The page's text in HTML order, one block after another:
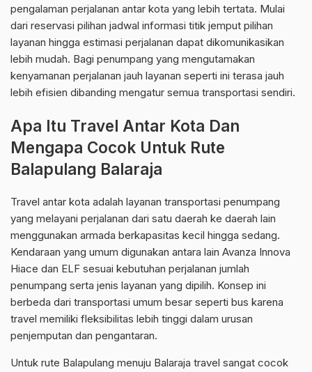
pengalaman perjalanan antar kota yang lebih tertata. Mulai
dari reservasi pilihan jadwal informasi titik jemput pilihan
layanan hingga estimasi perjalanan dapat dikomunikasikan
lebih mudah. Bagi penumpang yang mengutamakan
kenyamanan perjalanan jauh layanan seperti ini terasa jauh
lebih efisien dibanding mengatur semua transportasi sendiri.
Apa Itu Travel Antar Kota Dan
Mengapa Cocok Untuk Rute
Balapulang Balaraja
Travel antar kota adalah layanan transportasi penumpang
yang melayani perjalanan dari satu daerah ke daerah lain
menggunakan armada berkapasitas kecil hingga sedang.
Kendaraan yang umum digunakan antara lain Avanza Innova
Hiace dan ELF sesuai kebutuhan perjalanan jumlah
penumpang serta jenis layanan yang dipilih. Konsep ini
berbeda dari transportasi umum besar seperti bus karena
travel memiliki fleksibilitas lebih tinggi dalam urusan
penjemputan dan pengantaran.
Untuk rute Balapulang menuju Balaraja travel sangat cocok